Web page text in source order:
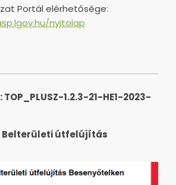
Portál elérhetősége:
nyitolap
1.2.3-21-HE1-2023-
Belterületi útfelújítás